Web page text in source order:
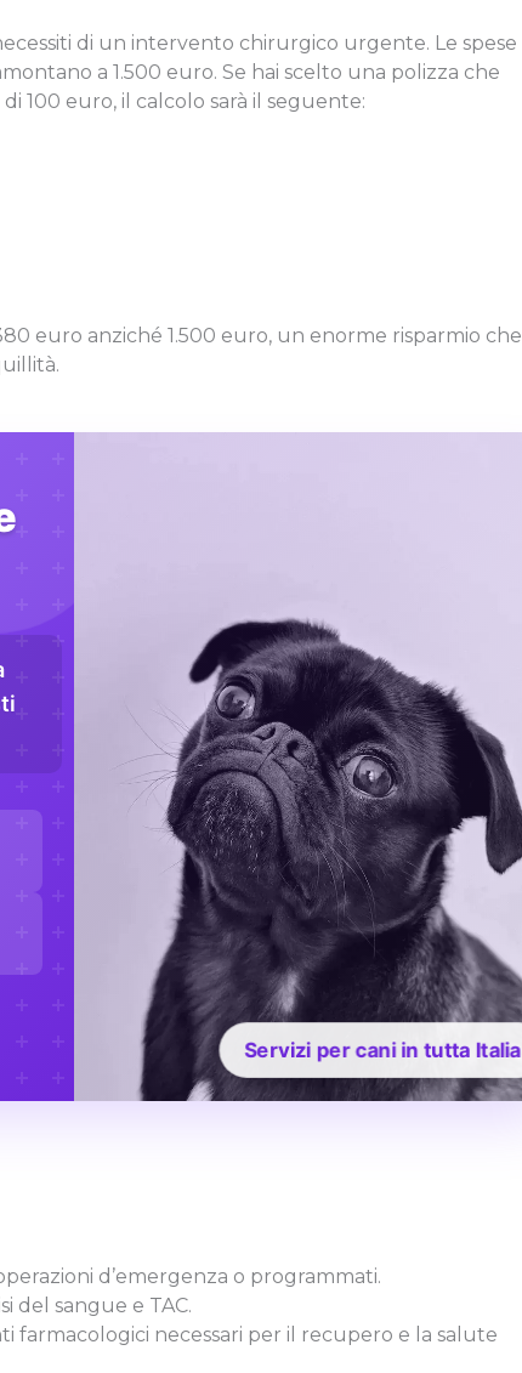
di un intervento chirurgico urgente. Le spese
a 1.500 euro. Se hai scelto una polizza che
100 euro, il calcolo sarà il seguente:
euro anziché 1.500 euro, un enorme risparmio che
Servizi per cani in tutta Italia
d’emergenza o programmati.
del sangue e TAC.
farmacologici necessari per il recupero e la salute